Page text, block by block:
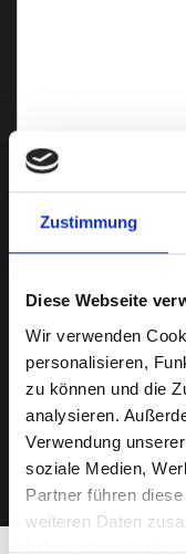
Zustimmung
Diese Webseite
Wir verwenden
personalisieren,
zu können und die
analysieren.
Verwendung
soziale Medien,
Partner führen
weiteren Daten
haben oder die sie
Ich habe die
elektronisch erhoben
Hinweis: Sie können
an info@hegerich-
* Pflichtfelder